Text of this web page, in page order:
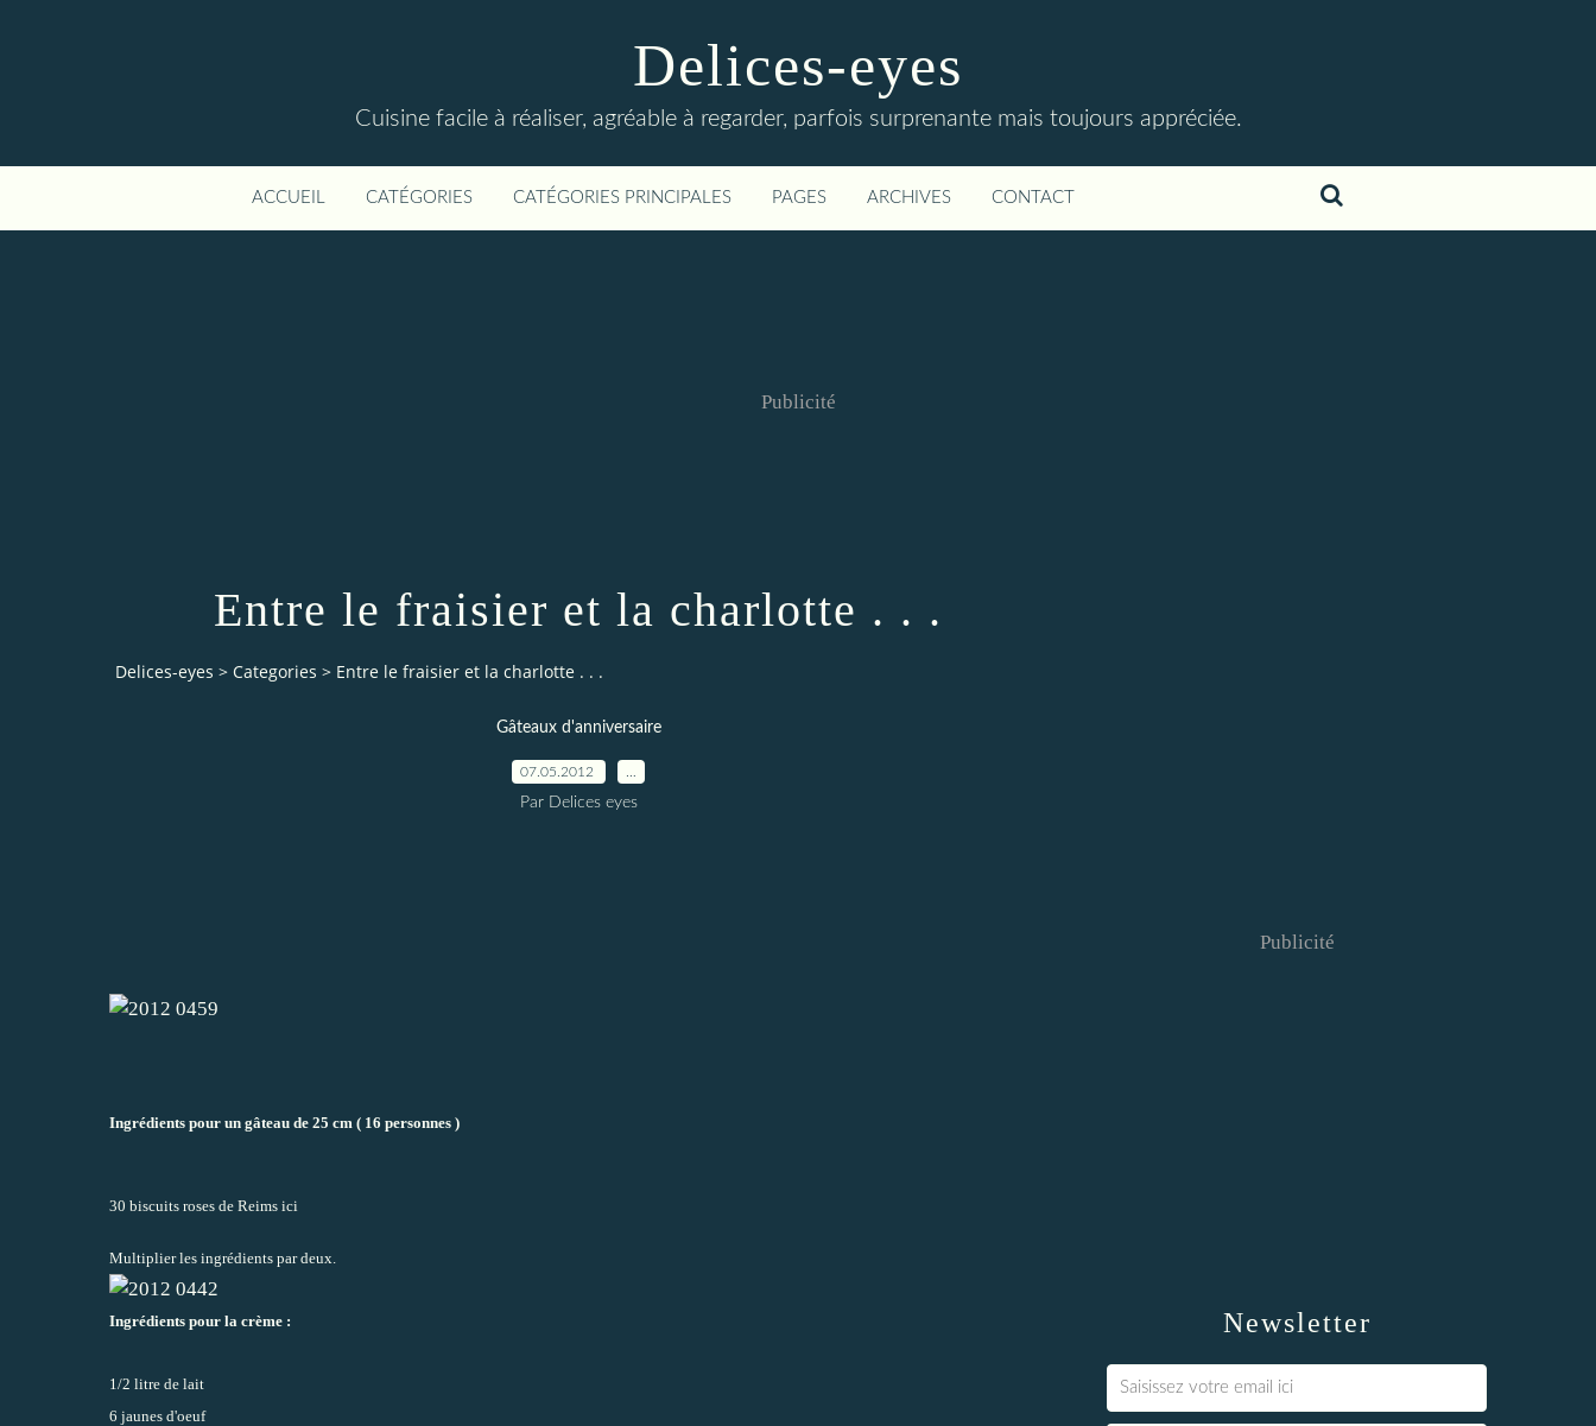
Delices-eyes
Cuisine facile à réaliser, agréable à regarder, parfois surprenante mais toujours appréciée.
ACCUEIL CATÉGORIES CATÉGORIES PRINCIPALES PAGES ARCHIVES CONTACT
Publicité
Entre le fraisier et la charlotte . . .
Delices-eyes > Categories > Entre le fraisier et la charlotte . . .
Gâteaux d'anniversaire
07.05.2012
Par Delices eyes
Ingrédients pour un gâteau de 25 cm ( 16 personnes )
30 biscuits roses de Reims ici
Multiplier les ingrédients par deux.
Ingrédients pour la crème :
1/2 litre de lait
6 jaunes d'oeuf
Newsletter
Publicité